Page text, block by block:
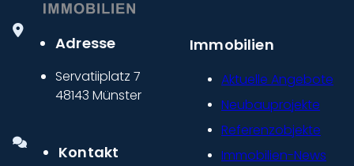
Adresse
Servatiiplatz 7
48143 Münster
Kontakt
Immobilien
Aktuelle Angebote
Neubauprojekte
Referenzobjekte
Immobilien-News